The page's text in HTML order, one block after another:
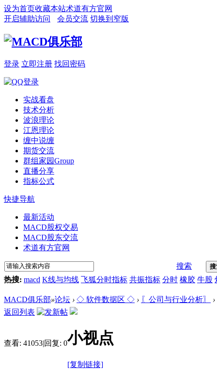
设为首页收藏本站术道有方官网
开启辅助访问
会员交流 切换到窄版
登录 立即注册 找回密码
实战看盘
技术分析
波浪理论
江恩理论
缠中说缠
期货交流
群组家园Group
直播分享
指标公式
快捷导航
最新活动
MACD股权交易
MACD股东交流
术道有方官网
搜索
热搜: macd K线与均线 飞狐分时指标 共振指标 分时 橡胶 牛股
MACD俱乐部»论坛 › ◇ 软件数据区 ◇ › 〖公司与行业分析〗
›
返回列表
查看: 41053|回复: 0小视点
[复制链接]